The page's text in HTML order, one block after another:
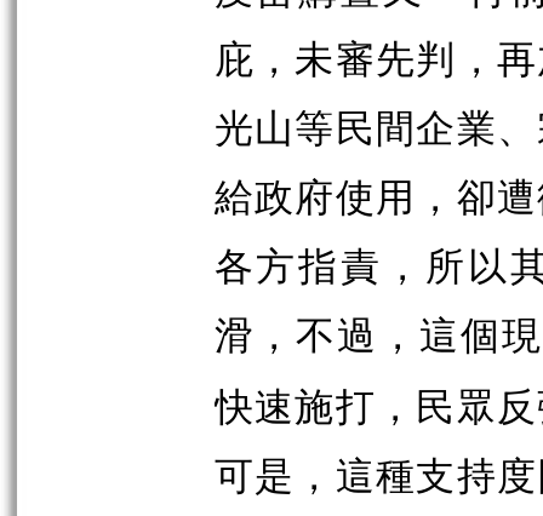
庇，未審先判，
光山等民間企業
給政府使用，卻
各方指責，所以
滑，不過，這個
快速施打，民眾
可是，這種支持